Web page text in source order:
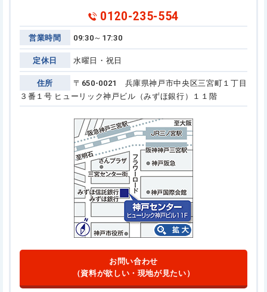
0120-235-554
営業時間 09:30～17:30
定休日 水曜日・祝日
住所
〒650-0021 兵庫県神戸市中央区三宮町１丁目
３番１号 ヒューリック神戸ビル（みずほ銀行）１１階
お問い合わせ
（資料が欲しい・現地が見たい）